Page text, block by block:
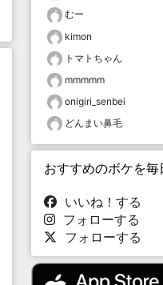
むー
kimon
トマトちゃん
mmmmm
onigiri_senbei
どんまい鼻毛
おすすめのボケを毎
いいね！する
フォローする
フォローする